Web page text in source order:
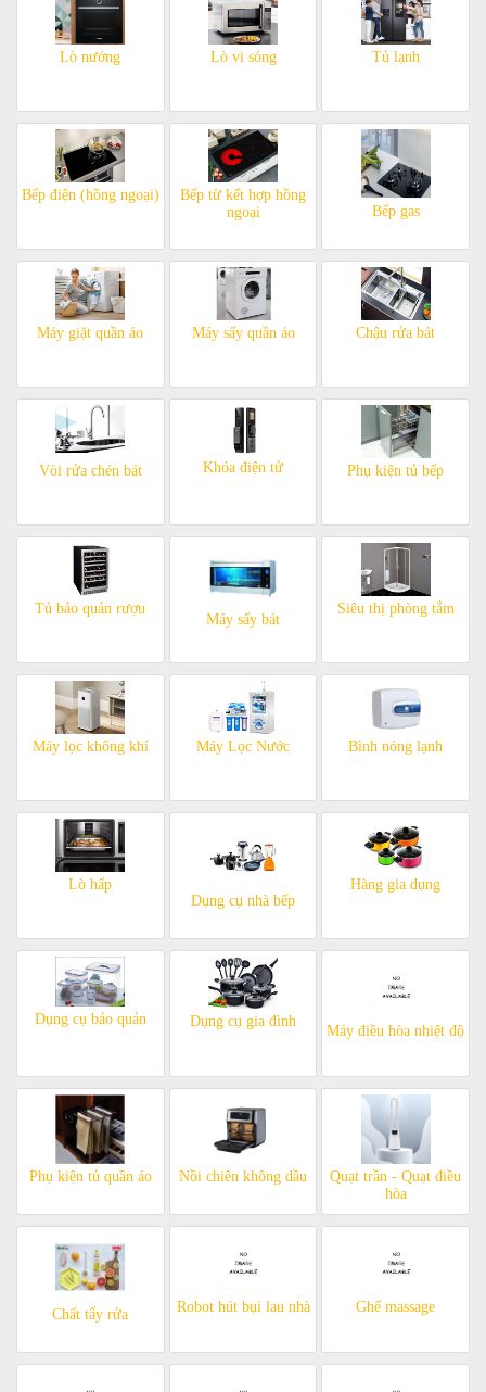
Lò nướng Lò vi sóng Tủ lạnh
Bếp điện (hồng ngoại)
Bếp từ kết hợp hồng
ngoại
Bếp gas
Máy giặt quần áo Máy sấy quần áo Chậu rửa bát
Vòi rửa chén bát Khóa điện tử Phụ kiện tủ bếp
Tủ bảo quản rượu
Máy sấy bát
Siêu thị phòng tắm
Máy lọc không khí Máy Lọc Nước Bình nóng lạnh
Lò hấp
Dụng cụ nhà bếp
Hàng gia dụng
Dụng cụ bảo quản Dụng cụ gia đình
Máy điều hòa nhiệt độ
Phụ kiện tủ quần áo Nồi chiên không dầu
Quạt trần - Quạt điều
hòa
Chất tẩy rửa Robot hút bụi lau nhà Ghế massage